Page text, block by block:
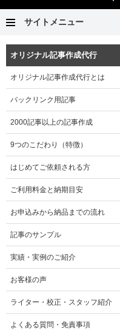
サイトメニュー
オリジナル記事作成代行
オリジナル記事作成代行とは
バックリンク用記事
2000記事以上の記事作成
9つのこだわり（特徴）
はじめてご依頼される方
ご利用料金と納期目安
お申込みから納品までの流れ
記事のサンプル
実績・実例のご紹介
お客様の声
ライター・校正・スタッフ紹介
よくある質問・免責事項